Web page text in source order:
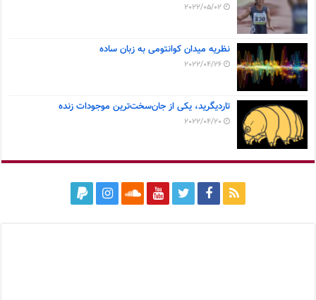
2022/05/02
نظریه میدان کوانتومی به زبان ساده
2022/04/26
تاردیگرید، یکی از جان‌سخت‌ترین موجودات زنده
2022/04/20